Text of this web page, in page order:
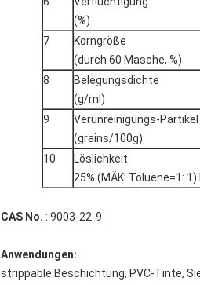
(%)
7
Korngröße
(durch 60 Masche, %)
8
Belegungsdichte
(g/ml)
9
Verunreinigungs-Partikel
(grains/100g)
10
Löslichkeit
25% (MÄK: Toluene=1: 1)
CAS No. : 9003-22-9
Anwendungen:
strippable Beschichtung, PVC-Tinte,